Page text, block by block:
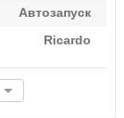
Автозапуск
Ricardo